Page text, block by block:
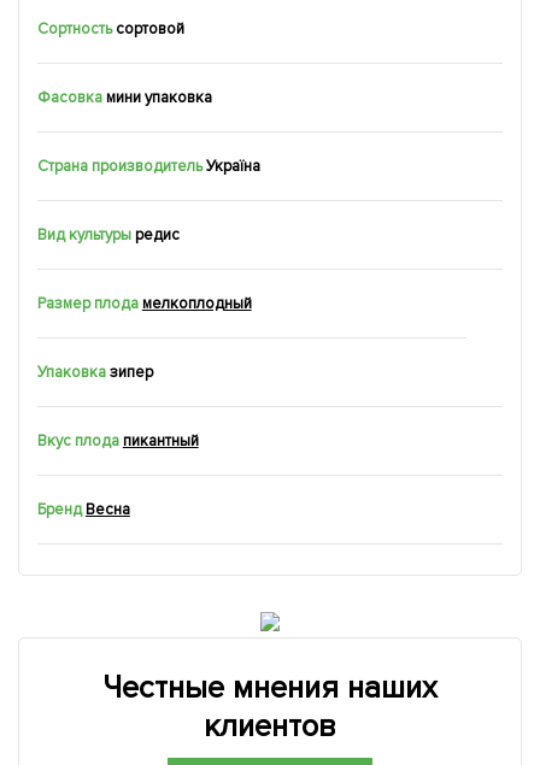
Сортность сортовой
Фасовкамини упаковка
Страна производитель Україна
Вид культурыредис
Размер плодамелкоплодный
Упаковказипер
Вкус плодапикантный
Бренд Весна
Честные мнения наших
клиентов